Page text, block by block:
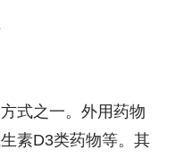
式之一。外用药物
素D3类药物等。其